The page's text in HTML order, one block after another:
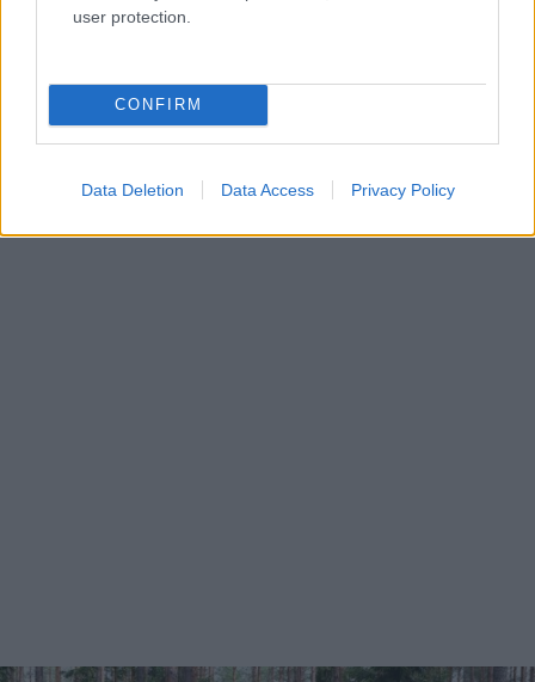
user protection.
CONFIRM
Data Deletion Data Access Privacy Policy
Hortenziju fani sajūsmā
par šo tirgotāju
cilvēkiem